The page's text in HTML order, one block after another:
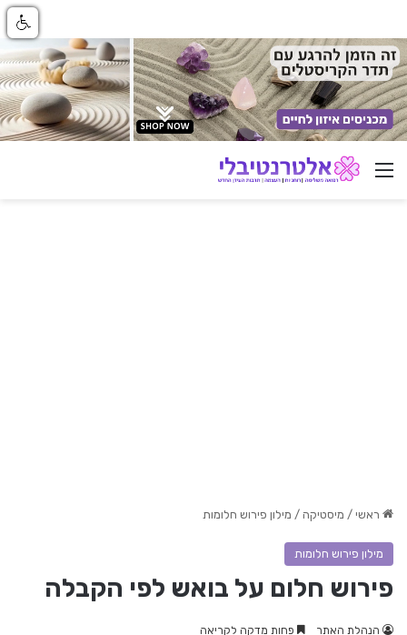
ניווט באתר
ראשי / מיסטיקה / מילון פירוש חלומות
מילון פירוש חלומות
פירוש חלום על בואש לפי הקבלה
הנהלת האתר פחות מדקה לקריאה